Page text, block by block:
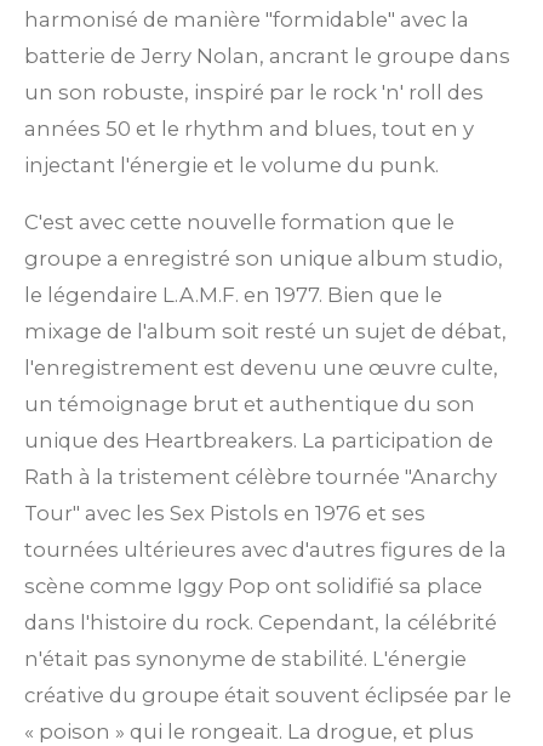
harmonisé de manière "formidable" avec la
batterie de Jerry Nolan, ancrant le groupe dans
un son robuste, inspiré par le rock 'n' roll des
années 50 et le rhythm and blues, tout en y
injectant l'énergie et le volume du punk.
C'est avec cette nouvelle formation que le
groupe a enregistré son unique album studio,
le légendaire L.A.M.F. en 1977. Bien que le
mixage de l'album soit resté un sujet de débat,
l'enregistrement est devenu une œuvre culte,
un témoignage brut et authentique du son
unique des Heartbreakers. La participation de
Rath à la tristement célèbre tournée "Anarchy
Tour" avec les Sex Pistols en 1976 et ses
tournées ultérieures avec d'autres figures de la
scène comme Iggy Pop ont solidifié sa place
dans l'histoire du rock. Cependant, la célébrité
n'était pas synonyme de stabilité. L'énergie
créative du groupe était souvent éclipsée par le
« poison » qui le rongeait. La drogue, et plus